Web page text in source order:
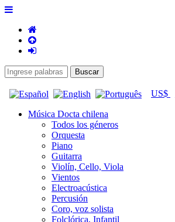
US$
Música Docta chilena
Todos los géneros
Orquesta
Piano
Guitarra
Violín, Cello, Viola
Vientos
Electroacústica
Percusión
Coro, voz solista
Folclórica, Infantil